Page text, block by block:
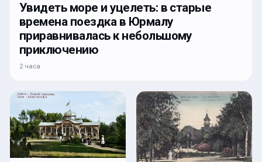
Увидеть море и уцелеть: в старые
времена поездка в Юрмалу
приравнивалась к небольшому
приключению
2 часа